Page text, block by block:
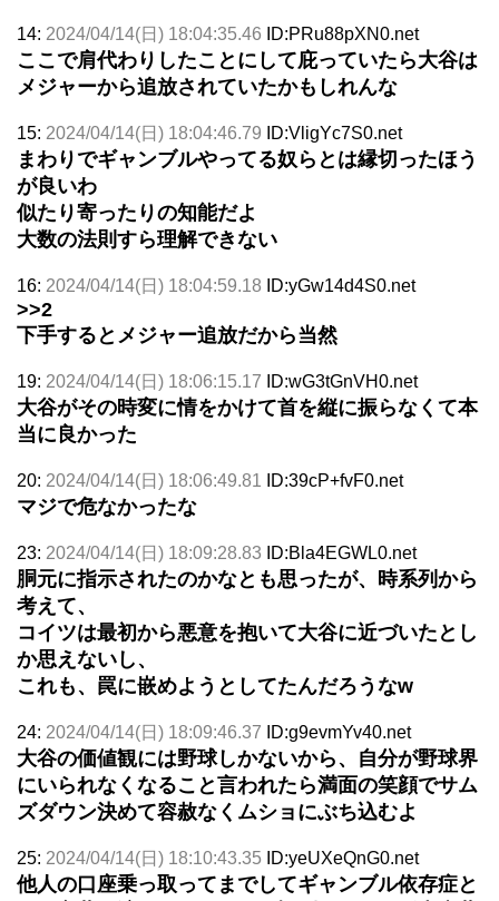
14: 2024/04/14(日) 18:04:35.46 ID:PRu88pXN0.net
ここで肩代わりしたことにして庇っていたら大谷は
メジャーから追放されていたかもしれんな
15: 2024/04/14(日) 18:04:46.79 ID:VligYc7S0.net
まわりでギャンブルやってる奴らとは縁切ったほう
が良いわ
似たり寄ったりの知能だよ
大数の法則すら理解できない
16: 2024/04/14(日) 18:04:59.18 ID:yGw14d4S0.net
>>2
下手するとメジャー追放だから当然
19: 2024/04/14(日) 18:06:15.17 ID:wG3tGnVH0.net
大谷がその時変に情をかけて首を縦に振らなくて本
当に良かった
20: 2024/04/14(日) 18:06:49.81 ID:39cP+fvF0.net
マジで危なかったな
23: 2024/04/14(日) 18:09:28.83 ID:Bla4EGWL0.net
胴元に指示されたのかなとも思ったが、時系列から
考えて、
コイツは最初から悪意を抱いて大谷に近づいたとし
か思えないし、
これも、罠に嵌めようとしてたんだろうなw
24: 2024/04/14(日) 18:09:46.37 ID:g9evmYv40.net
大谷の価値観には野球しかないから、自分が野球界
にいられなくなること言われたら満面の笑顔でサム
ズダウン決めて容赦なくムショにぶち込むよ
25: 2024/04/14(日) 18:10:43.35 ID:yeUXeQnG0.net
他人の口座乗っ取ってまでしてギャンブル依存症と